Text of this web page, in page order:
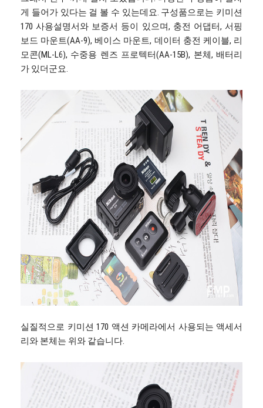
게 들어가 있다는 걸 볼 수 있는데요. 구성품으로는 키미션
170 사용설명서와 보증서 등이 있으며, 충전 어댑터, 서핑
보드 마운트(AA-9), 베이스 마운트, 데이터 충전 케이블, 리
모콘(ML-L6), 수중용 렌즈 프로텍터(AA-15B), 본체, 배터리
가 있더군요.
실질적으로 키미션 170 액션 카메라에서 사용되는 액세서
리와 본체는 위와 같습니다.